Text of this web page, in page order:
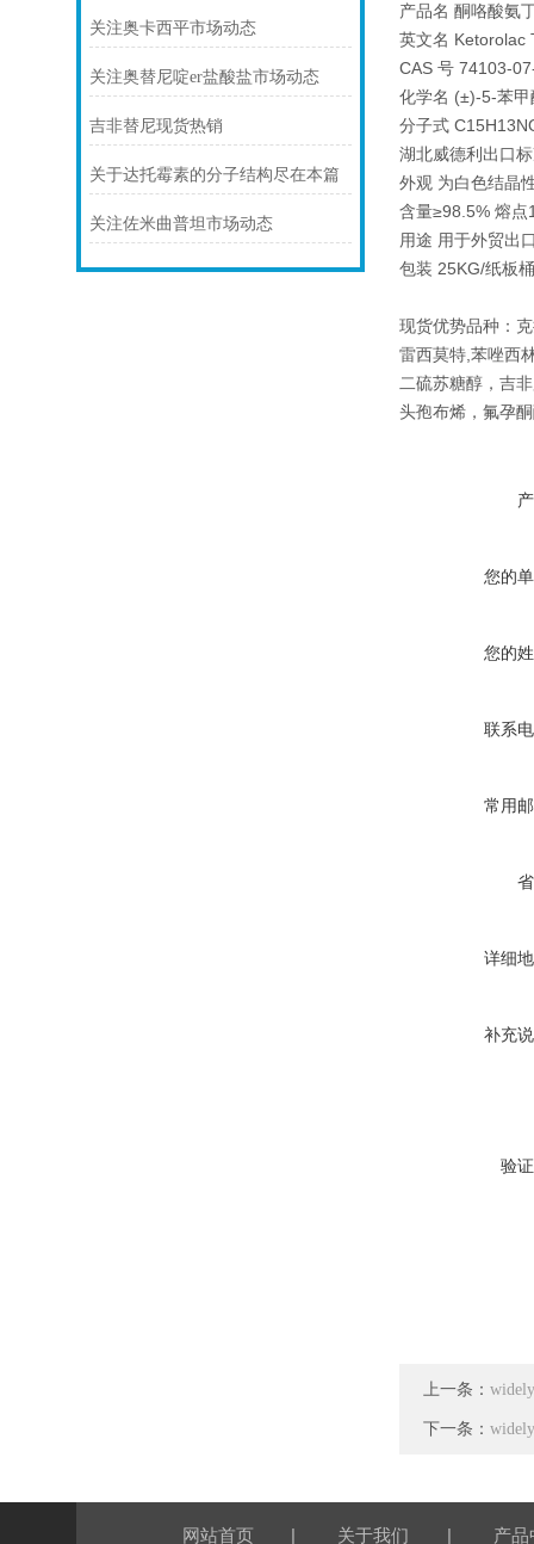
关注奥卡西平市场动态
关注奥替尼啶er盐酸盐市场动态
吉非替尼现货热销
关于达托霉素的分子结构尽在本篇
关注佐米曲普坦市场动态
产品名 酮咯酸氨
英文名 Ketorolac
CAS 号 74103-
化学名 (±)-5-苯
分子式
湖北威德利出口
外观 为白色结晶
含量≥98.5% 熔
用途 用于外贸出
包装 25KG/纸板
现货优势品种：
雷西莫特,苯唑西
二硫苏糖醇，吉
头孢布烯，氟孕
您的
您的
联系
常用
详细
补充
验
上一条：
下一条：
网站首页 | 关于我们 | 产品